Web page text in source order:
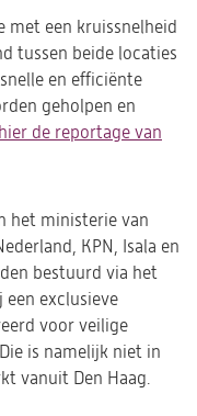
met een kruissnelheid
tussen beide locaties
en efficiënte
geholpen en
de reportage van
het ministerie van
KPN, Isala en
bestuurd via het
een exclusieve
voor veilige
is namelijk niet in
vanuit Den Haag.